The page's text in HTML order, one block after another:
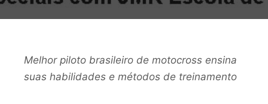
Melhor piloto brasileiro de motocross ensina
suas habilidades e métodos de treinamento